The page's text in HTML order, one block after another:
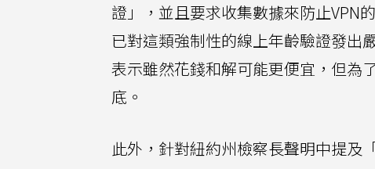
證」，並且要求收集數據來防止VPN
已對這類強制性的線上年齡驗證發出
表示雖然花錢和解可能更便宜，但為
底。
此外，針對紐約州檢察長聲明中提及